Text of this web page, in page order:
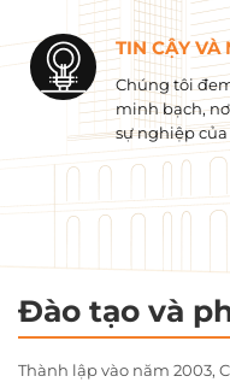
TIN CẬY VÀ
Chúng tôi
minh bạch,
sự nghiệp
Đào tạo và
Thành lập vào năm 2003,